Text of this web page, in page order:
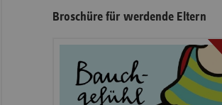
Broschüre für werdende Eltern